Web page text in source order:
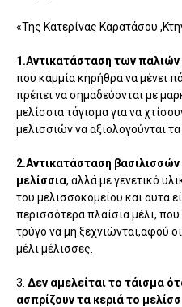
«Της Κατερίνας Καρατάσου
1.Αντικατάσταση των
που καμμία κηρήθρα να μένει
πρέπει να σημαδεύονται με
μελίσσια τάγισμα για να
μελισσιών να αξιολογούνται τα
2.Αντικατάσταση
μελίσσια, αλλά με γενετικό
του μελισσοκομείου και αυτά
περισσότερα πλαίσια μέλι,
τρύγο να μη ξεχνιώνται,αφού
μέλι μέλισσες.
3. Δεν αμελείται το τάισμα
ασπρίζουν τα κεριά το